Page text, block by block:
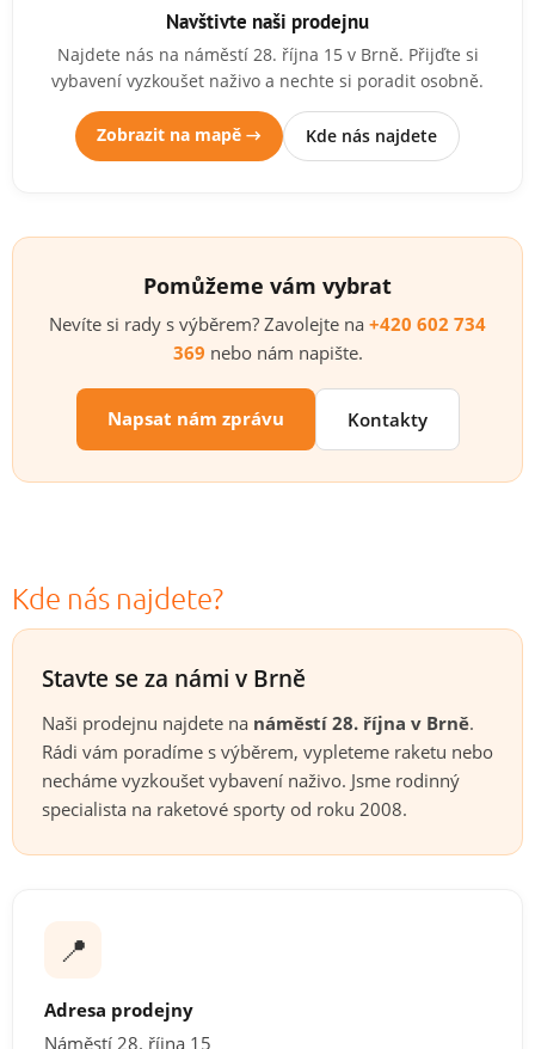
Navštivte naši prodejnu
Najdete nás na náměstí 28. října 15 v Brně. Přijďte si
vybavení vyzkoušet naživo a nechte si poradit osobně.
Zobrazit na mapě → Kde nás najdete
Pomůžeme vám vybrat
Nevíte si rady s výběrem? Zavolejte na +420 602 734
369 nebo nám napište.
Napsat nám zprávu Kontakty
Kde nás najdete?
Stavte se za námi v Brně
Naši prodejnu najdete na náměstí 28. října v Brně.
Rádi vám poradíme s výběrem, vypleteme raketu nebo
necháme vyzkoušet vybavení naživo. Jsme rodinný
specialista na raketové sporty od roku 2008.
📍
Adresa prodejny
Náměstí 28. října 15